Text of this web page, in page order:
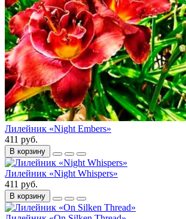
Лилейник «Night Embers»
411 руб.
В корзину
Лилейник «Night Whispers»
411 руб.
В корзину